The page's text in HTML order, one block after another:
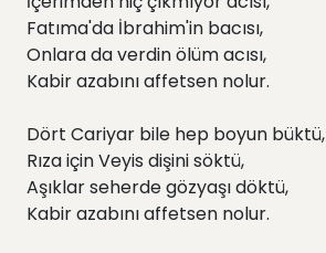
Fatıma'da İbrahim'in bacısı,
Onlara da verdin ölüm acısı,
Kabir azabını affetsen nolur.
Dört Cariyar bile hep boyun büktü,
Rıza için Veyis dişini söktü,
Aşıklar seherde gözyaşı döktü,
Kabir azabını affetsen nolur.